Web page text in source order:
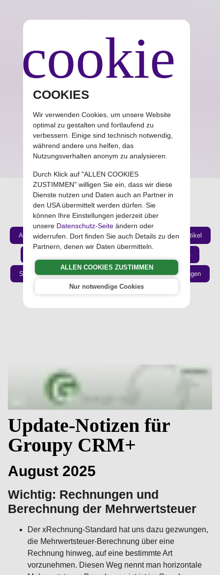
Cube Concept
Einfache Software für erfolgreiche Unternehmer
Groupy CRM+ Updates
Aufgaben Immobilien Adressen Lager / Artikel
Dateiablage
Seminare E-Mails Angebote, Aufträge, Rechnungen
Newsletter / Marketing
Update-Notizen für
Groupy CRM+
August 2025
Wichtig: Rechnungen und
Berechnung der Mehrwertsteuer
Der xRechnung-Standard hat uns dazu gezwungen,
die Mehrwertsteuer-Berechnung über eine
Rechnung hinweg, auf eine bestimmte Art
vorzunehmen. Diesen Weg nennt man horizontale
cookie
COOKIES
Wir verwenden Cookies, um unsere Website
optimal zu gestalten und fortlaufend zu
verbessern. Einige sind technisch notwendig,
während andere uns helfen, das
Nutzungsverhalten anonym zu analysieren.
Durch Klick auf "ALLEN COOKIES
ZUSTIMMEN" willigen Sie ein, dass wir diese
Dienste nutzen und Daten auch an Partner in
den USA übermittelt werden dürfen. Sie
können Ihre Einstellungen jederzeit über
unsere Datenschutz-Seite ändern oder
widerrufen. Dort finden Sie auch Details zu den
Partnern, denen wir Daten übermitteln.
ALLEN COOKIES ZUSTIMMEN
Nur notwendige Cookies